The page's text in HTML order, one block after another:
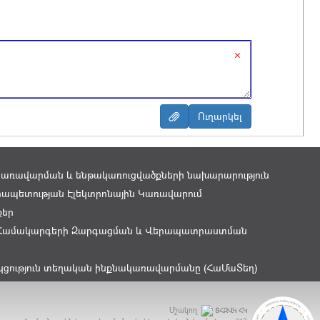
×
և ենթակառուցվածքների նախարարություն
Էլեկտրոնային Կառավարում
Զարգացման և Վերապատրաստման
տեղական ինքնակառավարմանը (ՀաՄաՏեղ)
Մշակող ՏՀԶՎԿ ՀԿ